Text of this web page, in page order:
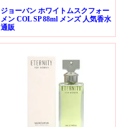
ジョーバン ホワイトムスクフォー
メン COL SP 88ml メンズ 人気香水
通販